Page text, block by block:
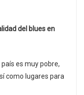
del blues en
es muy pobre,
como lugares para